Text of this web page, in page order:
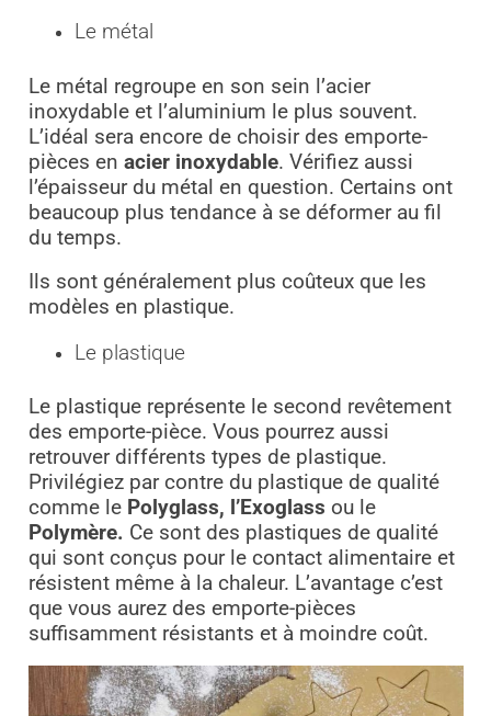
Le métal
Le métal regroupe en son sein l’acier
inoxydable et l’aluminium le plus souvent.
L’idéal sera encore de choisir des emporte-
pièces en acier inoxydable. Vérifiez aussi
l’épaisseur du métal en question. Certains ont
beaucoup plus tendance à se déformer au fil
du temps.
Ils sont généralement plus coûteux que les
modèles en plastique.
Le plastique
Le plastique représente le second revêtement
des emporte-pièce. Vous pourrez aussi
retrouver différents types de plastique.
Privilégiez par contre du plastique de qualité
comme le Polyglass, l’Exoglass ou le
Polymère. Ce sont des plastiques de qualité
qui sont conçus pour le contact alimentaire et
résistent même à la chaleur. L’avantage c’est
que vous aurez des emporte-pièces
suffisamment résistants et à moindre coût.